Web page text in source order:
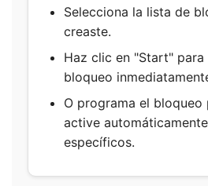
Selecciona la lista de
creaste.
Haz clic en "Start"
bloqueo
O programa el bloqueo
active
específicos.